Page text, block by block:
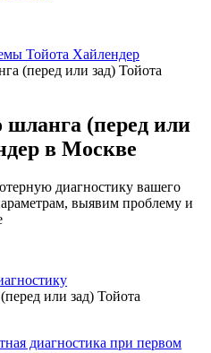
Тойота Хайлендер
(перед или зад) Тойота
шланга (перед или
в Москве
диагностику вашего
выявим проблему и